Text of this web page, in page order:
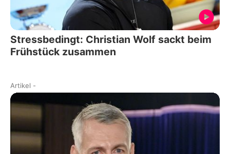
Stressbedingt: Christian Wolf sackt beim
Frühstück zusammen
Artikel -